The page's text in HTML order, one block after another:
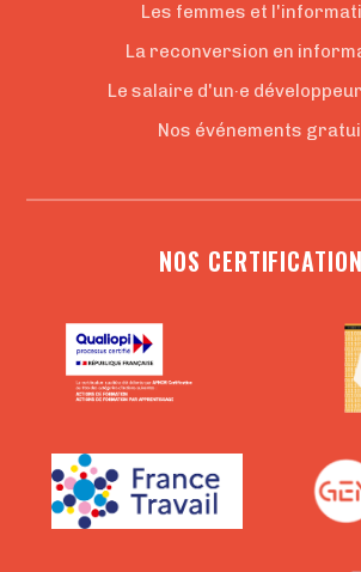
Les femmes et
La reconversion en
Le salaire d'un·e
Nos événements
NOS